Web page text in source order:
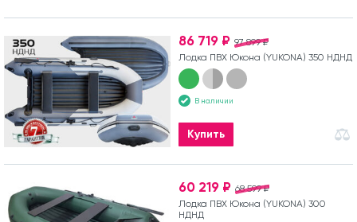
97 899 ₽
86 719 ₽
Лодка ПВХ Юкона (YUKONA) 350 НДНД
В наличии
Купить
68 599 ₽
60 219 ₽
Лодка ПВХ Юкона (YUKONA) 300
НДНД